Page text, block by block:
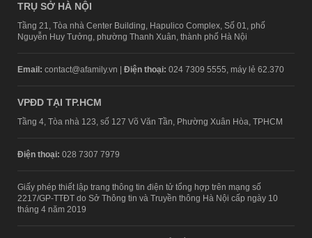
TRỤ SỞ HÀ NỘI
Tầng 21, Tòa nhà Center Building, Hapulico Complex, Số 01, phố
Nguyễn Huy Tưởng, phường Thanh Xuân, thành phố Hà Nội
Email: contact@afamily.vn | Điện thoại: 024 7309 5555, máy lẻ 62.370
VPĐD TẠI TP.HCM
Tầng 4, Tòa nhà 123, số 127 Võ Văn Tần, Phường Xuân Hòa, TPHCM
Điện thoại: 028 7307 7979
Giấy phép thiết lập trang thông tin điện tử tổng hợp trên mạng số
2217/GP-TTĐT do Sở Thông tin và Truyền thông Hà Nội cấp ngày 10
tháng 4 năm 2019